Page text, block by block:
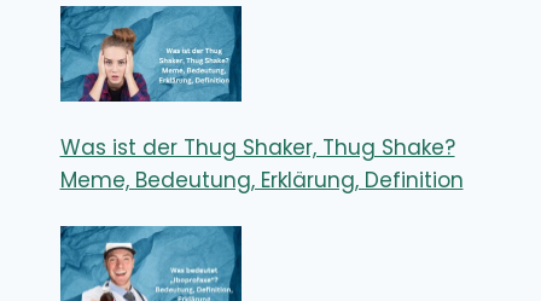
Was ist der Thug Shaker, Thug Shake?
Meme, Bedeutung, Erklärung, Definition